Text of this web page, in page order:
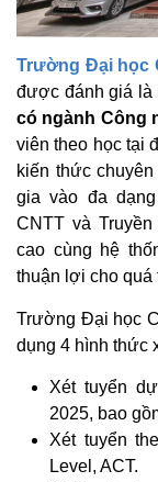
Trường Đại học
được đánh giá là
có ngành Công
viên theo học tại
kiến thức
gia vào đa
CNTT và
cao cùng hệ
thuận lợi cho quá
Trường Đại học
dụng 4 hình thức
Xét tuyển
2025, bao
Xét tuyển
Level, ACT.